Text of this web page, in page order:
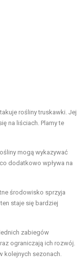
rośliny truskawki. Jej
na liściach. Plamy te
mogą wykazywać
dodatkowo wpływa na
środowisko sprzyja
staje się bardziej
zabiegów
ograniczają ich rozwój.
kolejnych sezonach.